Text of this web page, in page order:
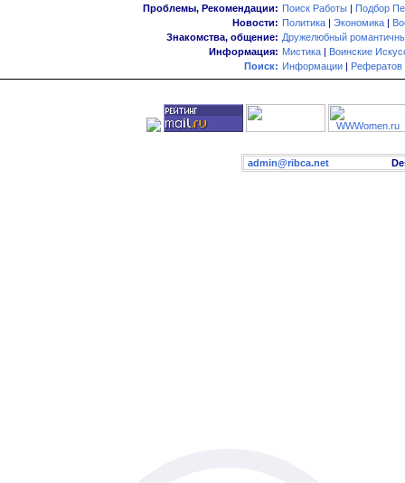
Проблемы, Рекомендации: Поиск Работы | Подбор
Новости: Политика | Экономика |
Знакомства, общение: Дружелюбный
Информация: Мистика | Воинские
Поиск: Информации | Рефератов
admin@ribca.net